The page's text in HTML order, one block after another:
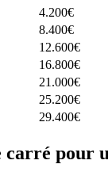
4.200€
8.400€
12.600€
16.800€
21.000€
25.200€
29.400€
pour